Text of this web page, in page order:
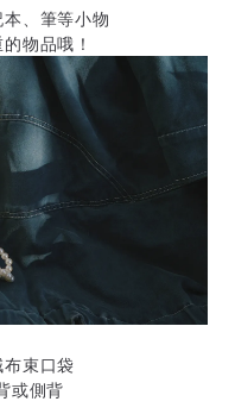
、筆等小物
物品哦！
束口袋
或側背